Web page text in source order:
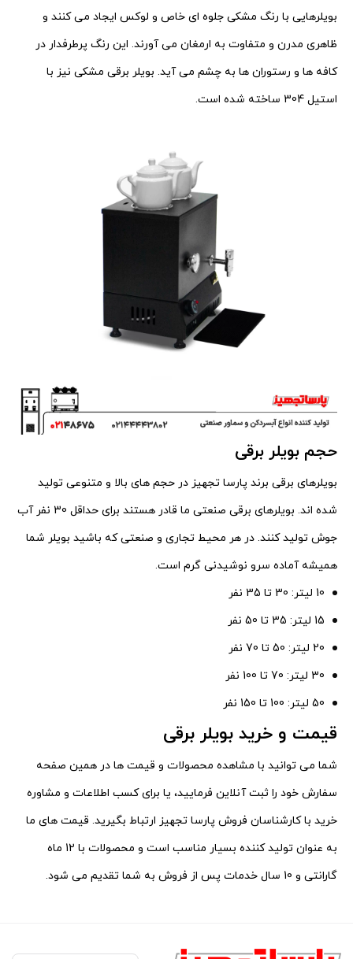
بویلرهایی با رنگ مشکی جلوه ای خاص و لوکس ایجاد می کنند و
ظاهری مدرن و متفاوت به ارمغان می آورند. این رنگ پرطرفدار در
کافه ها و رستوران ها به چشم می آید. بویلر برقی مشکی نیز با
استیل 304 ساخته شده است.
حجم بویلر برقی
بویلرهای برقی برند پارسا تجهیز در حجم های بالا و متنوعی تولید
شده اند. بویلرهای برقی صنعتی ما قادر هستند برای حداقل 30 نفر آب
جوش تولید کنند. در هر محیط تجاری و صنعتی که باشید بویلر شما
همیشه آماده سرو نوشیدنی گرم است.
10 لیتر: 30 تا 35 نفر
15 لیتر: 35 تا 50 نفر
20 لیتر: 50 تا 70 نفر
30 لیتر: 70 تا 100 نفر
50 لیتر: 100 تا 150 نفر
قیمت و خرید بویلر برقی
شما می توانید با مشاهده محصولات و قیمت ها در همین صفحه
سفارش خود را ثبت آنلاین فرمایید، یا برای کسب اطلاعات و مشاوره
خرید با کارشناسان فروش پارسا تجهیز ارتباط بگیرید. قیمت های ما
به عنوان تولید کننده بسیار مناسب است و محصولات با 12 ماه
گارانتی و 10 سال خدمات پس از فروش به شما تقدیم می شود.